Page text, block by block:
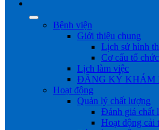
Bệnh viện
Giới thiệu chung
Lịch sử hình
Cơ cấu tổ chức
Lịch làm việc
ĐĂNG KÝ KHÁM
Hoạt động
Quản lý chất lượng
Đánh giá chất
Hoạt động cải